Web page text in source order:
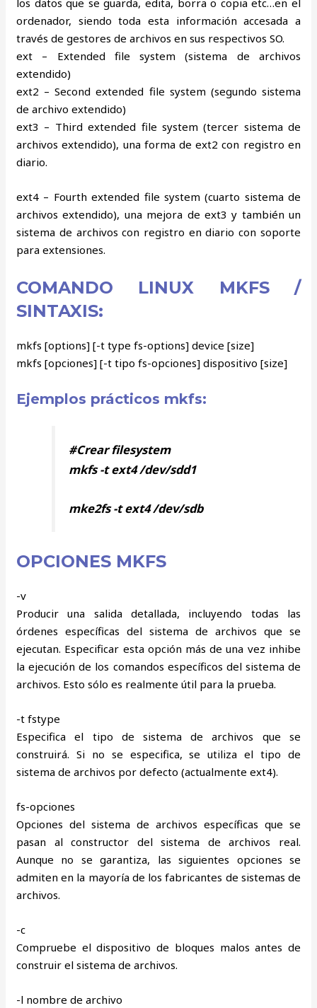
ordenador, siendo toda esta información accesada a
través de gestores de archivos en sus respectivos SO.
ext – Extended file system (sistema de archivos
extendido)
ext2 – Second extended file system (segundo sistema
de archivo extendido)
ext3 – Third extended file system (tercer sistema de
archivos extendido), una forma de ext2 con registro en
diario.
ext4 – Fourth extended file system (cuarto sistema de
archivos extendido), una mejora de ext3 y también un
sistema de archivos con registro en diario con soporte
para extensiones.
COMANDO LINUX MKFS /
SINTAXIS:
mkfs [options] [-t type fs-options] device [size]
mkfs [opciones] [-t tipo fs-opciones] dispositivo [size]
Ejemplos prácticos mkfs:
#Crear filesystem
mkfs -t ext4 /dev/sdd1
mke2fs -t ext4 /dev/sdb
OPCIONES MKFS
-v
Producir una salida detallada, incluyendo todas las
órdenes específicas del sistema de archivos que se
ejecutan. Especificar esta opción más de una vez inhibe
la ejecución de los comandos específicos del sistema de
archivos. Esto sólo es realmente útil para la prueba.
-t fstype
Especifica el tipo de sistema de archivos que se
construirá. Si no se especifica, se utiliza el tipo de
sistema de archivos por defecto (actualmente ext4).
fs-opciones
Opciones del sistema de archivos específicas que se
pasan al constructor del sistema de archivos real.
Aunque no se garantiza, las siguientes opciones se
admiten en la mayoría de los fabricantes de sistemas de
archivos.
-c
Compruebe el dispositivo de bloques malos antes de
construir el sistema de archivos.
-l nombre de archivo